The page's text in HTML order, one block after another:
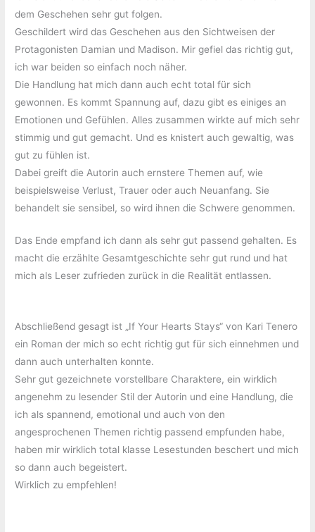
dem Geschehen sehr gut folgen.
Geschildert wird das Geschehen aus den Sichtweisen der
Protagonisten Damian und Madison. Mir gefiel das richtig gut,
ich war beiden so einfach noch näher.
Die Handlung hat mich dann auch echt total für sich
gewonnen. Es kommt Spannung auf, dazu gibt es einiges an
Emotionen und Gefühlen. Alles zusammen wirkte auf mich sehr
stimmig und gut gemacht. Und es knistert auch gewaltig, was
gut zu fühlen ist.
Dabei greift die Autorin auch ernstere Themen auf, wie
beispielsweise Verlust, Trauer oder auch Neuanfang. Sie
behandelt sie sensibel, so wird ihnen die Schwere genommen.
Das Ende empfand ich dann als sehr gut passend gehalten. Es
macht die erzählte Gesamtgeschichte sehr gut rund und hat
mich als Leser zufrieden zurück in die Realität entlassen.
Abschließend gesagt ist „If Your Hearts Stays“ von Kari Tenero
ein Roman der mich so echt richtig gut für sich einnehmen und
dann auch unterhalten konnte.
Sehr gut gezeichnete vorstellbare Charaktere, ein wirklich
angenehm zu lesender Stil der Autorin und eine Handlung, die
ich als spannend, emotional und auch von den
angesprochenen Themen richtig passend empfunden habe,
haben mir wirklich total klasse Lesestunden beschert und mich
so dann auch begeistert.
Wirklich zu empfehlen!